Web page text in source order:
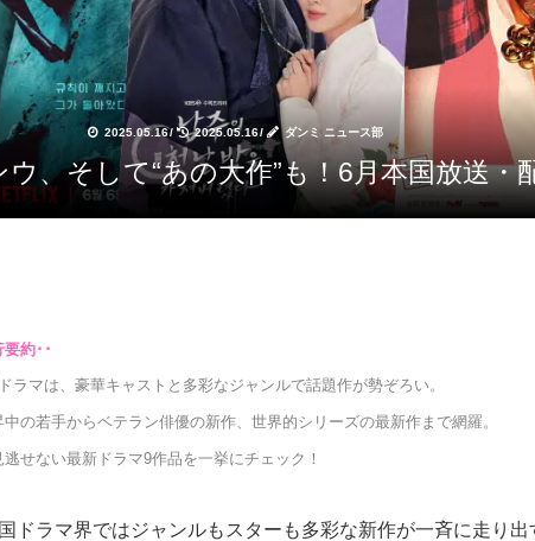
2025.05.16/ 2025.05.16/ ダンミ ニュース部
ウ、そして“あの大作”も！6月本国放送
ラマは、豪華キャストと多彩なジャンルで話題作が勢ぞろい。
中の若手からベテラン俳優の新作、世界的シリーズの最新作まで網羅。
せない最新ドラマ9作品を一挙にチェック！
ドラマ界ではジャンルもスターも多彩な新作が一斉に走り出